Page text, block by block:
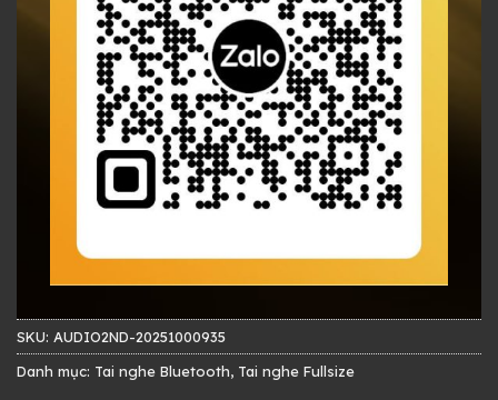
SKU: AUDIO2ND-20251000935
Danh mục: Tai nghe Bluetooth, Tai nghe Fullsize